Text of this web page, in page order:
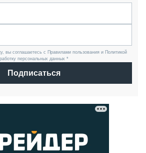
вы соглашаетесь с Правилами пользования и Политикой
персональных данных *
Подписаться